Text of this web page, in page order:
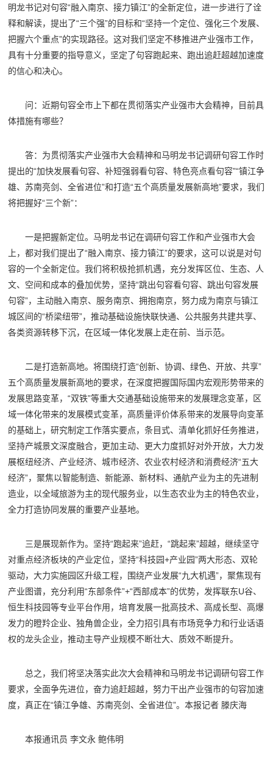
明龙书记对句容“融入南京、接力镇江”的全新定位，进一步进行了诠
释和解读，提出了“三个强”的目标和“坚持一个定位、强化三个发展、
把握六个重点”的实现路径。这对我们坚定不移推进产业强市工作，
具有十分重要的指导意义，坚定了句容跑起来、跑出追赶超越加速度
的信心和决心。
问：近期句容全市上下都在贯彻落实产业强市大会精神，目前具
体措施有哪些？
答：为贯彻落实产业强市大会精神和马明龙书记调研句容工作时
提出的“加快发展看句容、补短强弱看句容、特色亮点看句容”“镇江争
雄、苏南亮剑、全省进位”和打造“五个高质量发展新高地”要求，我们
将把握好“三个新”：
一是把握新定位。马明龙书记在调研句容工作和产业强市大会
上，都对我们提出了“融入南京、接力镇江”的要求，这可以说是对句
容的一个全新定位。我们将积极抢抓机遇，充分发挥区位、生态、人
文、空间和成本的叠加优势，坚持“跳出句容看句容、跳出句容发展
句容”，主动融入南京、服务南京、拥抱南京，努力成为南京与镇江
城区间的“桥梁纽带”，推动基础设施快联快通、公共服务共建共享、
各类资源转移下沉，在区域一体化发展上走在前、当示范。
二是打造新高地。将围绕打造“创新、协调、绿色、开放、共享”
五个高质量发展新高地的要求，在深度把握国际国内宏观形势带来的
发展思路变革，“双铁”等重大交通基础设施带来的发展理念变革，区
域一体化带来的发展模式变革，高质量评价体系带来的发展导向变革
的基础上，研究制定工作落实要点，条目式、清单化抓好任务推进，
坚持产城景文深度融合，更加主动、更大力度抓好对外开放，大力发
展枢纽经济、产业经济、城市经济、农业农村经济和消费经济“五大
经济”，聚焦以智能制造、新能源、新材料、通航产业为主的先进制
造业，以全域旅游为主的现代服务业，以生态农业为主的特色农业，
全力打造协同发展的重要产业基地。
三是展现新作为。坚持“跑起来”追赶，“跳起来”超越，继续坚守
对重点经济板块的产业定位，坚持“科技园+产业园”两大形态、双轮
驱动，大力实施园区升级工程，围绕产业发展“九大机遇”，聚焦现有
产业图谱，充分利用“东部条件”+“西部成本”的优势，发挥联东U谷、
恒生科技园等专业平台作用，培育发展一批高技术、高成长型、高爆
发力的瞪羚企业、独角兽企业，全力招引具有市场竞争力和行业话语
权的龙头企业，推动主导产业规模不断壮大、质效不断提升。
总之，我们将坚决落实此次大会精神和马明龙书记调研句容工作
要求，全面争先进位，奋力追赶超越，努力干出产业强市的句容加速
度，真正在“镇江争雄、苏南亮剑、全省进位”。本报记者 滕庆海
本报通讯员 李文永 鲍伟明